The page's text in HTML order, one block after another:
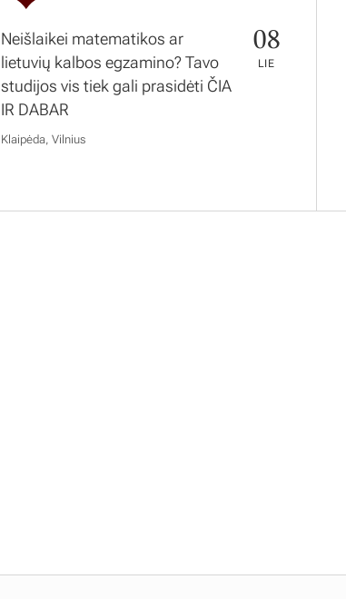
Neišlaikei matematikos ar
lietuvių kalbos egzamino? Tavo
studijos vis tiek gali prasidėti ČIA
IR DABAR
08
LIE
Klaipėda, Vilnius